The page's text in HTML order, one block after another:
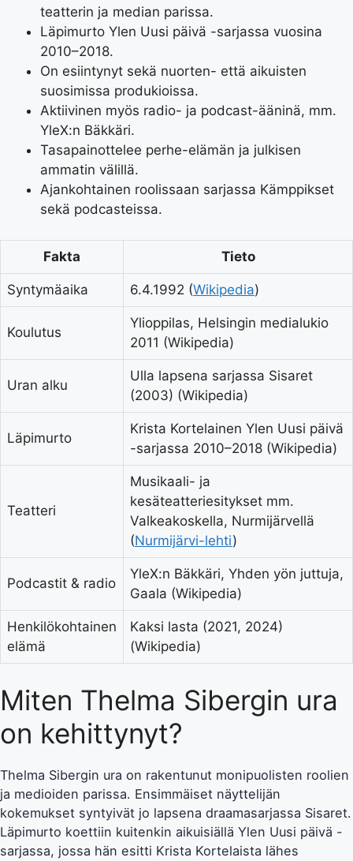
teatterin ja median parissa.
Läpimurto Ylen Uusi päivä -sarjassa vuosina
2010–2018.
On esiintynyt sekä nuorten- että aikuisten
suosimissa produkioissa.
Aktiivinen myös radio- ja podcast-ääninä, mm.
YleX:n Bäkkäri.
Tasapainottelee perhe-elämän ja julkisen
ammatin välillä.
Ajankohtainen roolissaan sarjassa Kämppikset
sekä podcasteissa.
Fakta Tieto
Syntymäaika 6.4.1992 (Wikipedia)
Koulutus
Ylioppilas, Helsingin medialukio
2011 (Wikipedia)
Uran alku
Ulla lapsena sarjassa Sisaret
(2003) (Wikipedia)
Läpimurto
Krista Kortelainen Ylen Uusi päivä
-sarjassa 2010–2018 (Wikipedia)
Teatteri
Musikaali- ja
kesäteatteriesitykset mm.
Valkeakoskella, Nurmijärvellä
(Nurmijärvi-lehti)
Podcastit & radio
YleX:n Bäkkäri, Yhden yön juttuja,
Gaala (Wikipedia)
Henkilökohtainen
elämä
Kaksi lasta (2021, 2024)
(Wikipedia)
Miten Thelma Sibergin ura
on kehittynyt?
Thelma Sibergin ura on rakentunut monipuolisten roolien
ja medioiden parissa. Ensimmäiset näyttelijän
kokemukset syntyivät jo lapsena draamasarjassa Sisaret.
Läpimurto koettiin kuitenkin aikuisiällä Ylen Uusi päivä -
sarjassa, jossa hän esitti Krista Kortelaista lähes